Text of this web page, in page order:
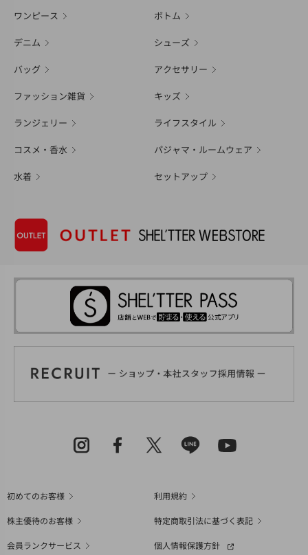
ワンピース ボトム
デニム シューズ
バッグ アクセサリー
ファッション雑貨 キッズ
ランジェリー ライフスタイル
コスメ・香水 パジャマ・ルームウェア
水着 セットアップ
初めてのお客様
利用規約
株主優待のお客様
特定商取引法に基づく表記
会員ランクサービス
個人情報保護方針